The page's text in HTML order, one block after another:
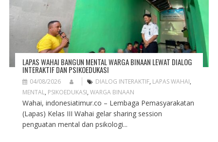
LAPAS WAHAI BANGUN MENTAL WARGA BINAAN LEWAT DIALOG
INTERAKTIF DAN PSIKOEDUKASI
04/08/2026 DIALOG INTERAKTIF, LAPAS WAHAI,
MENTAL, PSIKOEDUKASI, WARGA BINAAN
Wahai, indonesiatimur.co – Lembaga Pemasyarakatan
(Lapas) Kelas III Wahai gelar sharing session
penguatan mental dan psikologi...